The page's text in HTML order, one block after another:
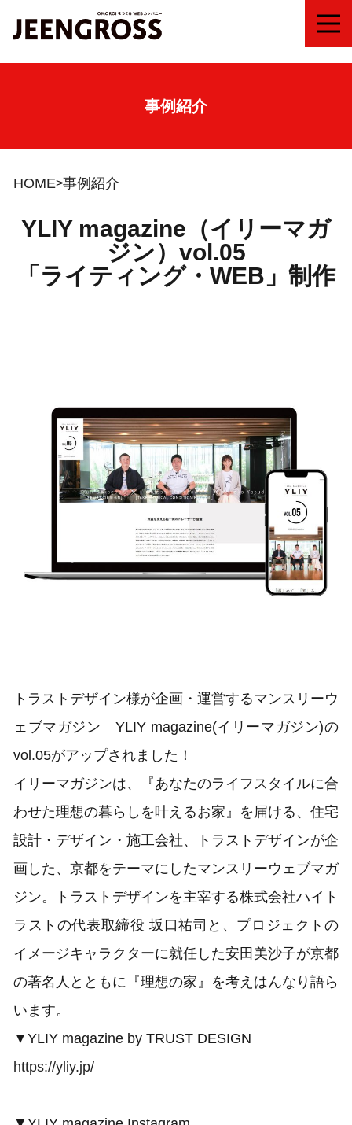
事例紹介
HOME 事例紹介
YLIY magazine（イリーマガ
ジン）vol.05
「ライティング・WEB」制作
トラストデザイン様が企画・運営するマンスリーウ
ェブマガジン YLIY magazine(イリーマガジン)の
vol.05がアップされました！
イリーマガジンは、『あなたのライフスタイルに合
わせた理想の暮らしを叶えるお家』を届ける、住宅
設計・デザイン・施工会社、トラストデザインが企
画した、京都をテーマにしたマンスリーウェブマガ
ジン。トラストデザインを主宰する株式会社ハイト
ラストの代表取締役 坂口祐司と、プロジェクトの
イメージキャラクターに就任した安田美沙子が京都
の著名人とともに『理想の家』を考えはんなり語ら
います。
▼YLIY magazine by TRUST DESIGN
https://yliy.jp/